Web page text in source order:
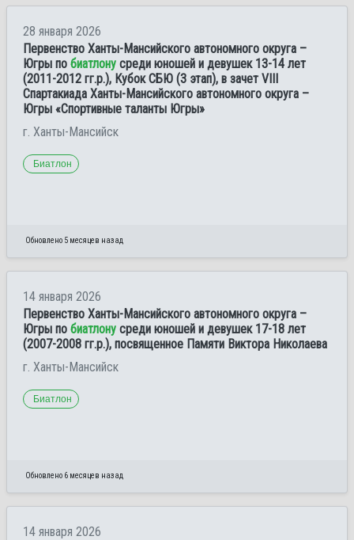
28 января 2026
Первенство Ханты-Мансийского автономного округа –
Югры по биатлону среди юношей и девушек 13-14 лет
(2011-2012 гг.р.), Кубок СБЮ (3 этап), в зачет VIII
Спартакиада Ханты-Мансийского автономного округа –
Югры «Спортивные таланты Югры»
г. Ханты-Мансийск
Биатлон
Обновлено 5 месяцев назад
14 января 2026
Первенство Ханты-Мансийского автономного округа –
Югры по биатлону среди юношей и девушек 17-18 лет
(2007-2008 гг.р.), посвященное Памяти Виктора Николаева
г. Ханты-Мансийск
Биатлон
Обновлено 6 месяцев назад
14 января 2026